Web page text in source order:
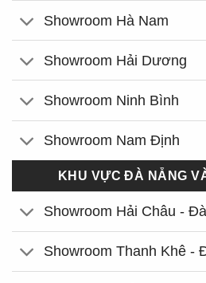
Showroom Hà Nam
Showroom Hải Dương
Showroom Ninh Bình
Showroom Nam Định
KHU VỰC ĐÀ NẴNG
Showroom Hải Châu -
Showroom Thanh Khê -